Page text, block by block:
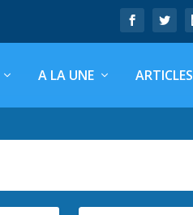
A LA UNE ARTICLES